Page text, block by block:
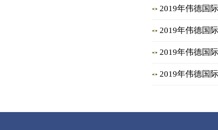
2019年伟德国
2019年伟德国
2019年伟德国
2019年伟德国